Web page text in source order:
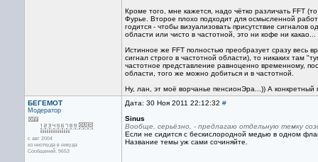
Кроме того, мне кажется, надо чётко различать FFT
Фурье. Второе плохо подходит для осмысленной
годится - чтобы визуализовать присутствие
области или чисто в частотной, это ни кофе ни
Истинное же FFT полностью преобразует сразу весь
сигнал строго в частотной области), то никаких там
частотное представление равноценно временному,
области, того же можно добиться и в частотной.
Ну, лан, эт моё ворчанье пенсионЭра...)) А конкретный
БЕГЕМОТ
Модератор
с авг 2004
из ниоткуда в никуда
Сообщений: 9653
Дата: 30 Ноя 2011 22:12:32 #
Sinus
Вообще, серьёзно, - предлагаю отдельную темку
Если не сидится с бескислородной медью в одном
Название темы уж сами сочиняйте.